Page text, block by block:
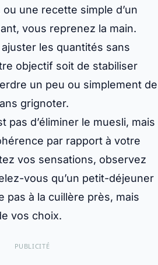
une recette simple d’un
vous reprenez la main.
les quantités sans
objectif soit de stabiliser
un peu ou simplement de
grignoter.
pas d’éliminer le muesli, mais
par rapport à votre
vos sensations, observez
vous qu’un petit-déjeuner
pas à la cuillère près, mais
vos choix.
PUBLICITÉ